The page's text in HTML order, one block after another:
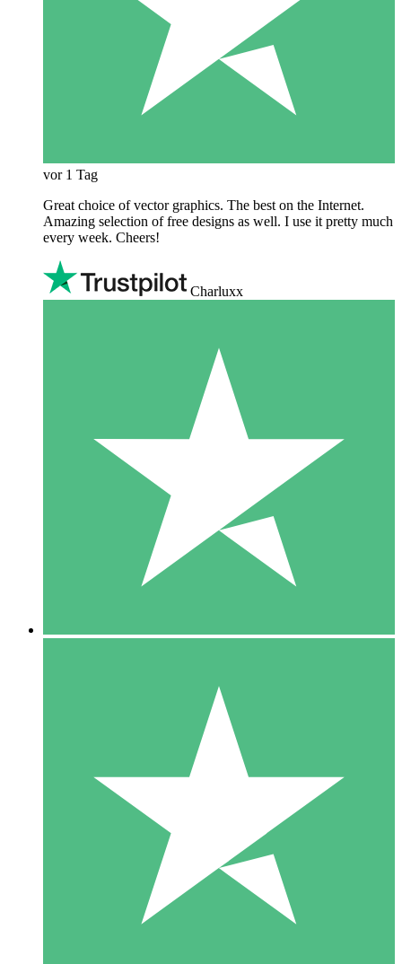
vor 1 Tag
Great choice of vector graphics. The best on the Internet.
Amazing selection of free designs as well. I use it pretty much
every week. Cheers!
Charluxx